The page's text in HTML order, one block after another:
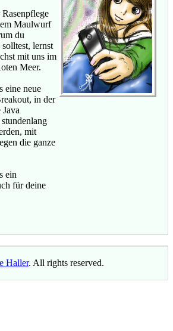
Maulwurf
du
lernst
mit uns im
Meer.
eine neue
in der
mit
die ganze
ein
für deine
Haller. All rights reserved.